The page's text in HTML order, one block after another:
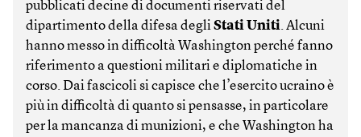
pubblicati decine di documenti riservati del
dipartimento della difesa degliStati Uniti. Alcuni
hanno messo in difficoltà Washington perché fanno
riferimento a questioni militari e diplomatiche in
corso. Dai fascicoli si capisce che l’esercito ucraino è
più in difficoltà di quanto si pensasse, in particolare
per la mancanza di munizioni, e che Washington ha